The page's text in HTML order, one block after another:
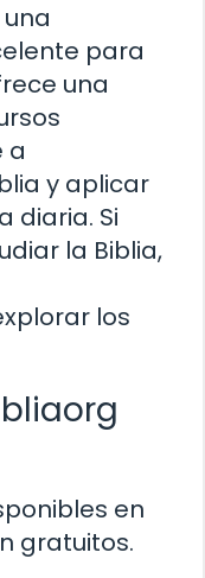
para
una
a
y aplicar
diaria. Si
la Biblia,
los
en
gratuitos.